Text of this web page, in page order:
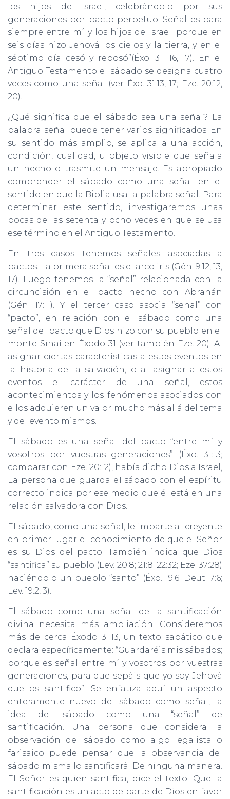
los hijos de Israel, celebrándolo por sus
generaciones por pacto perpetuo. Señal es para
siempre entre mí y los hijos de Israel; porque en
seis días hizo Jehová los cielos y la tierra, y en el
séptimo día cesó y reposó”(Éxo. 3 1:16, 17). En el
Antiguo Testamento el sábado se designa cuatro
veces como una señal (ver Éxo. 31:13, 17; Eze. 20:12,
20).
¿Qué significa que el sábado sea una señal? La
palabra señal puede tener varios significados. En
su sentido más amplio, se aplica a una acción,
condición, cualidad, u objeto visible que señala
un hecho o trasmite un mensaje. Es apropiado
comprender el sábado como una señal en el
sentido en que la Biblia usa la palabra señal. Para
determinar este sentido, investigaremos unas
pocas de las setenta y ocho veces en que se usa
ese término en el Antiguo Testamento.
En tres casos tenemos señales asociadas a
pactos. La primera señal es el arco iris (Gén. 9:12, 13,
17). Luego tenemos la “señal” relacionada con la
circuncisión en el pacto hecho con Abrahán
(Gén. 17:11). Y el tercer caso asocia “senal” con
“pacto”, en relación con el sábado como una
señal del pacto que Dios hizo con su pueblo en el
monte Sinaí en Éxodo 31 (ver también Eze. 20). Al
asignar ciertas características a estos eventos en
la historia de la salvación, o al asignar a estos
eventos el carácter de una señal, estos
acontecimientos y los fenómenos asociados con
ellos adquieren un valor mucho más allá del tema
y del evento mismos.
El sábado es una señal del pacto “entre mí y
vosotros por vuestras generaciones” (Éxo. 31:13;
comparar con Eze. 20:12), había dicho Dios a Israel,
La persona que guarda e1 sábado con el espíritu
correcto indica por ese medio que él está en una
relación salvadora con Dios.
El sábado, como una señal, le imparte al creyente
en primer lugar el conocimiento de que el Señor
es su Dios del pacto. También indica que Dios
“santifica” su pueblo (Lev. 20:8; 21:8; 22:32; Eze. 37:28)
haciéndolo un pueblo “santo” (Éxo. 19:6; Deut. 7:6;
Lev. 19:2, 3).
El sábado como una señal de la santificación
divina necesita más ampliación. Consideremos
más de cerca Éxodo 31:13, un texto sabático que
declara específicamente: “Guardaréis mis sábados;
porque es señal entre mí y vosotros por vuestras
generaciones, para que sepáis que yo soy Jehová
que os santifico”. Se enfatiza aquí un aspecto
enteramente nuevo del sábado como señal, la
idea del sábado como una “señal” de
santificación. Una persona que considera la
observación del sábado como algo legalista o
farisaico puede pensar que la observancia del
sábado misma lo santificará. De ninguna manera.
El Señor es quien santifica, dice el texto. Que la
santificación es un acto de parte de Dios en favor